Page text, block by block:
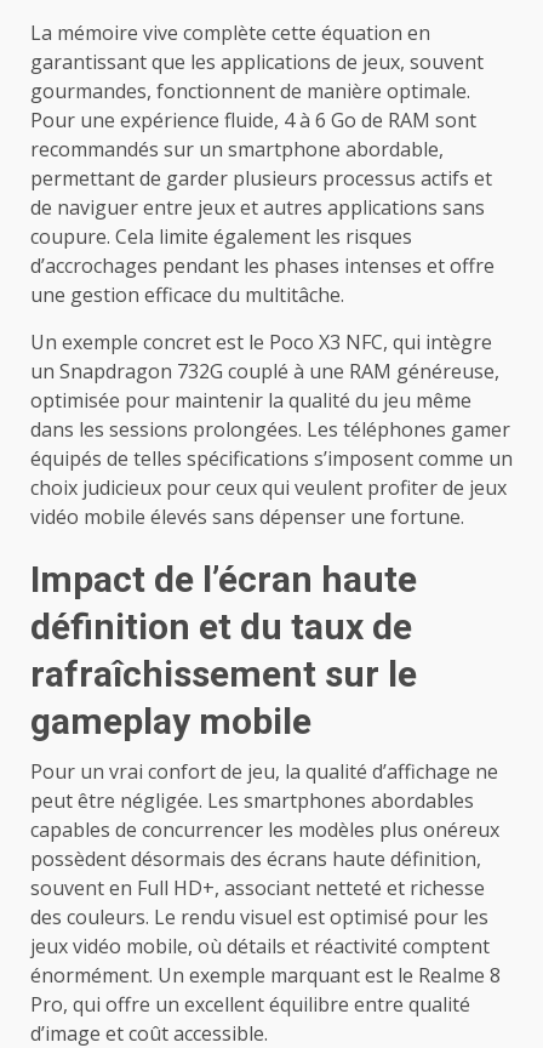
La mémoire vive complète cette équation en
garantissant que les applications de jeux, souvent
gourmandes, fonctionnent de manière optimale.
Pour une expérience fluide, 4 à 6 Go de RAM sont
recommandés sur un smartphone abordable,
permettant de garder plusieurs processus actifs et
de naviguer entre jeux et autres applications sans
coupure. Cela limite également les risques
d’accrochages pendant les phases intenses et offre
une gestion efficace du multitâche.
Un exemple concret est le Poco X3 NFC, qui intègre
un Snapdragon 732G couplé à une RAM généreuse,
optimisée pour maintenir la qualité du jeu même
dans les sessions prolongées. Les téléphones gamer
équipés de telles spécifications s’imposent comme un
choix judicieux pour ceux qui veulent profiter de jeux
vidéo mobile élevés sans dépenser une fortune.
Impact de l’écran haute
définition et du taux de
rafraîchissement sur le
gameplay mobile
Pour un vrai confort de jeu, la qualité d’affichage ne
peut être négligée. Les smartphones abordables
capables de concurrencer les modèles plus onéreux
possèdent désormais des écrans haute définition,
souvent en Full HD+, associant netteté et richesse
des couleurs. Le rendu visuel est optimisé pour les
jeux vidéo mobile, où détails et réactivité comptent
énormément. Un exemple marquant est le Realme 8
Pro, qui offre un excellent équilibre entre qualité
d’image et coût accessible.